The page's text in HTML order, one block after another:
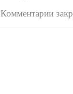
Комментарии